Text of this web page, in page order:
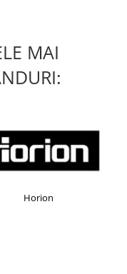
MAI
Horion